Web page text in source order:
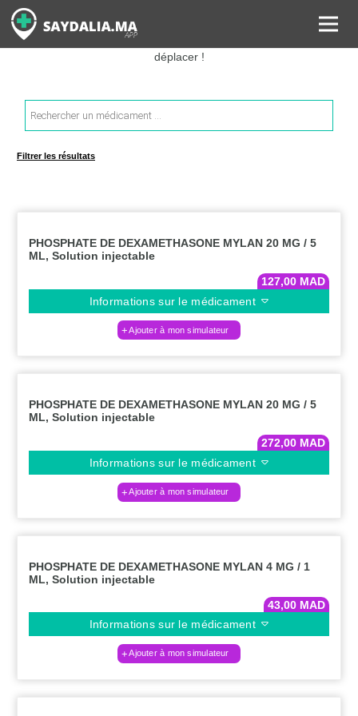
Rechercher les informations sur vos médicaments, leurs prix et
estimer ainsi le coût total de votre ordonnance, sans vous
déplacer !
Recherche
de
produits
Filtrer les résultats
PHOSPHATE DE DEXAMETHASONE MYLAN 20 MG / 5
ML, Solution injectable
127,00 MAD
Informations sur le médicament
Ajouter à mon simulateur
PHOSPHATE DE DEXAMETHASONE MYLAN 20 MG / 5
ML, Solution injectable
272,00 MAD
Informations sur le médicament
Ajouter à mon simulateur
PHOSPHATE DE DEXAMETHASONE MYLAN 4 MG / 1
ML, Solution injectable
43,00 MAD
Informations sur le médicament
Ajouter à mon simulateur